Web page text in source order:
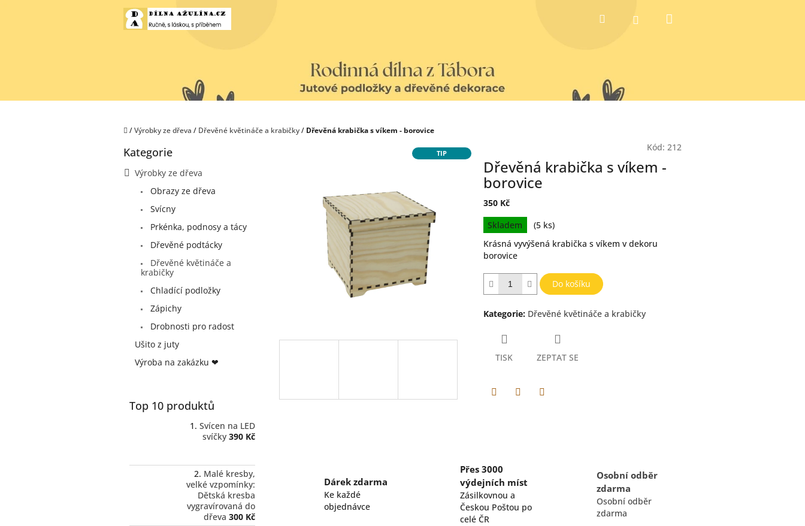
Hledat Přihlášení
Domů
/Výrobky ze dřeva / Dřevěné květináče a krabičky/ Dřevěná krabička s víkem - borovice
Přeskočit
Kategorie
Výrobky ze dřeva
Obrazy ze dřeva
Svícny
Prkénka, podnosy a tácy
Dřevěné podtácky
Dřevěné květináče a
krabičky
Chladící podložky
Zápichy
Drobnosti pro radost
Ušito z juty
Výroba na zakázku ❤
Top 10 produktů
Svícen na LED
svíčky 390 Kč
Malé kresby,
velké vzpomínky:
Dětská kresba
vygravírovaná do
dřeva 300 Kč
TIP
Kód: 212
Dřevěná krabička s víkem -
borovice
350 Kč
Měrná
cena:
Skladem
(5 ks)
Krásná vyvýšená krabička s víkem v dekoru
borovice
Do košíku
Kategorie: Dřevěné květináče a krabičky
TISK ZEPTAT SE
Dárek zdarma
Ke každé
objednávce
Přes 3000
výdejních míst
Zásilkovnou a
Českou Poštou po
celé ČR
Osobní odběr
zdarma
Osobní odběr
zdarma